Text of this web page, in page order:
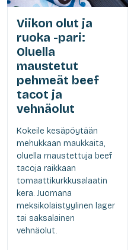
Viikon olut ja
ruoka -pari:
Oluella
maustetut
pehmeät beef
tacot ja
vehnäolut
Kokeile kesäpöytään
mehukkaan maukkaita,
oluella maustettuja beef
tacoja raikkaan
tomaattikurkkusalaatin
kera. Juomana
meksikolaistyylinen lager
tai saksalainen
vehnäolut.